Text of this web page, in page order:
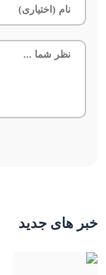
خبر های جدید